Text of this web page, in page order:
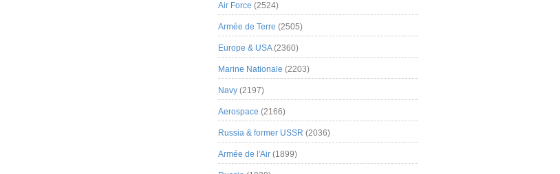
Air Force (2524)
Armée de Terre (2505)
Europe & USA(2360)
Marine Nationale (2203)
Navy (2197)
Aerospace (2166)
Russia & former USSR (2036)
Armée de l'Air (1899)